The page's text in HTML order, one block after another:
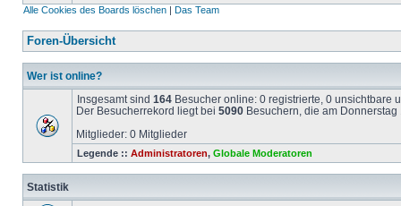
Alle Cookies des Boards löschen | Das Team
Foren-Übersicht
Wer ist online?
Insgesamt sind 164 Besucher online: 0 registrierte, 0 unsichtbare
Der Besucherrekord liegt bei 5090 Besuchern, die am
Mitglieder: 0 Mitglieder
Legende :: Administratoren, Globale Moderatoren
Statistik